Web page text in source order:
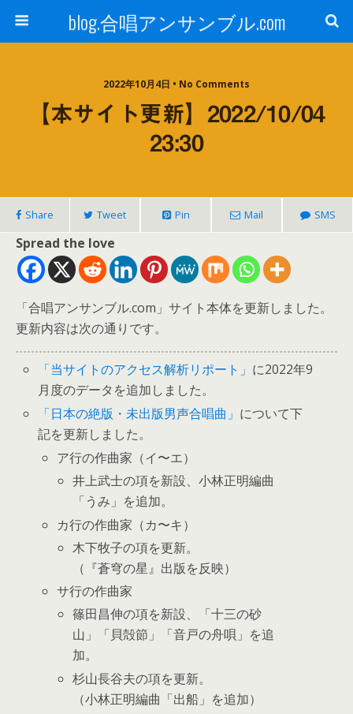
blog.合唱アンサンブル.com
2022年10月4日 • No Comments
【本サイト更新】2022/10/04
23:30
Share Tweet Pin Mail SMS
Spread the love
「合唱アンサンブル.com」サイト本体を更新しました。
更新内容は次の通りです。
「当サイトのアクセス解析リポート」 に2022年9
月度のデータを追加しました。
「日本の絶版・未出版男声合唱曲」 について下
記を更新しました。
ア行の作曲家（イ〜エ）
井上武士の項を新設、小林正明編曲
「うみ」を追加。
カ行の作曲家（カ〜キ）
木下牧子の項を更新。
（『蒼穹の星』出版を反映）
サ行の作曲家
篠田昌伸の項を新設、「十三の砂
山」「貝殻節」「音戸の舟唄」を追
加。
杉山長谷夫の項を更新。
（小林正明編曲「出船」を追加）